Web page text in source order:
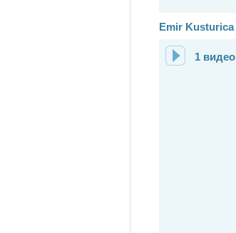
Emir Kusturica
1 видео